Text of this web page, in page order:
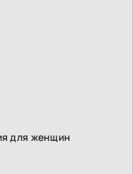
для женщин